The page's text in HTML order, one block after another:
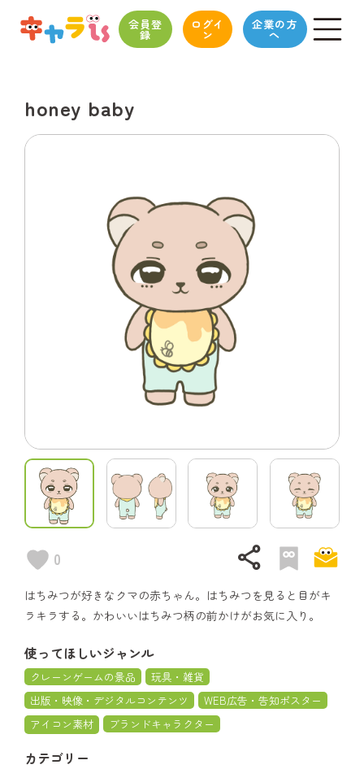
会員登
録
ログイ
ン
企業の方
へ
honey baby
0 share
はちみつが好きなクマの赤ちゃん。はちみつを見ると目がキ
ラキラする。かわいいはちみつ柄の前かけがお気に入り。
使ってほしいジャンル
クレーンゲームの景品
玩具・雑貨
出版・映像・デジタルコンテンツ
WEB広告・告知ポスター
アイコン素材
ブランドキャラクター
カテゴリー